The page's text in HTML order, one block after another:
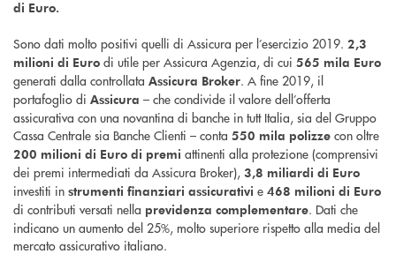
di Euro.
Sono dati molto positivi quelli di Assicura per l’esercizio 2019. 2,3
milioni di Euro di utile per Assicura Agenzia, di cui 565 mila Euro
generati dalla controllata Assicura Broker. A fine 2019, il
portafoglio di Assicura – che condivide il valore dell’offerta
assicurativa con una novantina di banche in tutt Italia, sia del Gruppo
Cassa Centrale sia Banche Clienti – conta 550 mila polizze con oltre
200 milioni di Euro di premi attinenti alla protezione (comprensivi
dei premi intermediati da Assicura Broker), 3,8 miliardi di Euro
investiti in strumenti finanziari assicurativi e 468 milioni di Euro
di contributi versati nella previdenza complementare. Dati che
indicano un aumento del 25%, molto superiore rispetto alla media del
mercato assicurativo italiano.